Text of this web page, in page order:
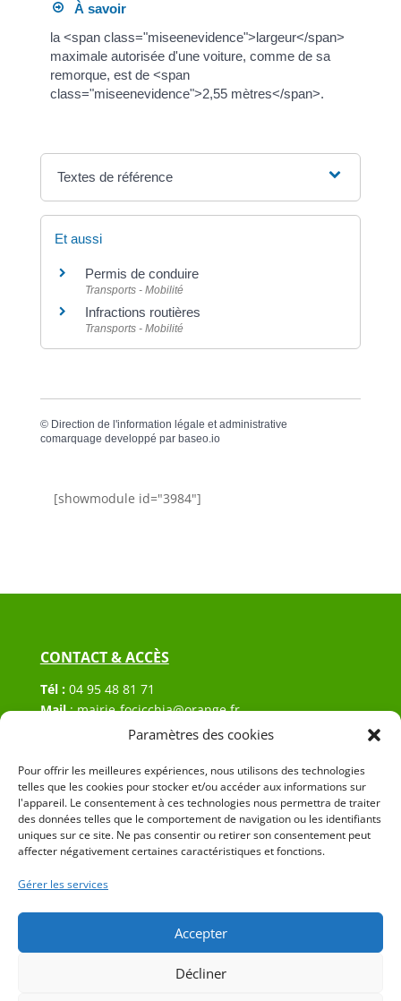
Paramètres des cookies
Pour offrir les meilleures expériences, nous utilisons des technologies
telles que les cookies pour stocker et/ou accéder aux informations sur
l'appareil. Le consentement à ces technologies nous permettra de traiter
des données telles que le comportement de navigation ou les identifiants
uniques sur ce site. Ne pas consentir ou retirer son consentement peut
affecter négativement certaines caractéristiques et fonctions.
Gérer les services
Accepter
Décliner
À savoir
la <span class="miseenevidence">largeur</span>
maximale autorisée d'une voiture, comme de sa
remorque, est de <span
class="miseenevidence">2,55 mètres</span>.
Textes de référence
Et aussi
Permis de conduire
Transports - Mobilité
Infractions routières
Transports - Mobilité
© Direction de l'information légale et administrative
comarquage developpé par baseo.io
[showmodule id="3984"]
CONTACT & ACCÈS
Tél : 04 95 48 81 71
Mail:mairie-focicchia@orange.fr
Hôtel de ville de Focicchia
20212 Focicchia